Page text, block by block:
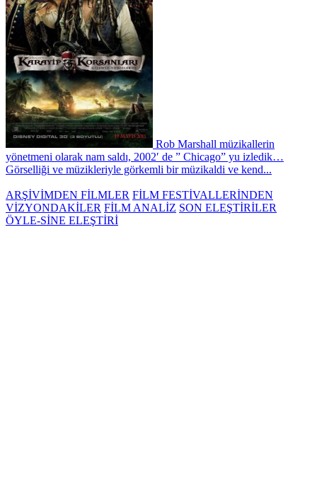
Rob Marshall müzikallerin
yönetmeni olarak nam saldı, 2002′ de ” Chicago” yu izledik…
Görselliği ve müzikleriyle görkemli bir müzikaldi ve kend...
ARŞİVİMDEN FİLMLER FİLM FESTİVALLERİNDEN
VİZYONDAKİLER FİLM ANALİZ SON ELEŞTİRİLER
ÖYLE-SİNE ELEŞTİRİ